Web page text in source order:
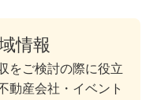
情報
をご検討の際に役立
動産会社・イベント